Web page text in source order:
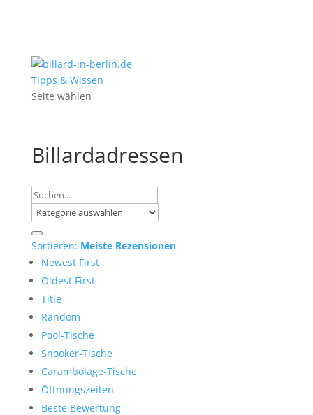
Tipps & Wissen
Seite wählen
Billardadressen
Sortieren: Meiste Rezensionen
Newest First
Oldest First
Title
Random
Pool-Tische
Snooker-Tische
Carambolage-Tische
Öffnungszeiten
Beste Bewertung